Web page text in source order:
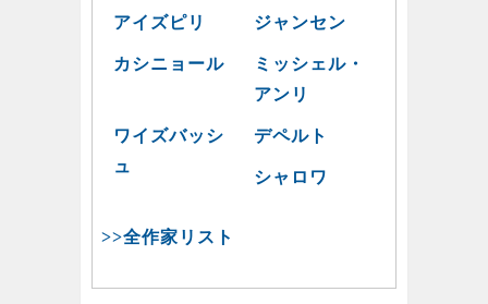
アイズピリ ジャンセン
カシニョール
ミッシェル・
アンリ
ワイズバッシ
ュ
デペルト
シャロワ
>>全作家リスト